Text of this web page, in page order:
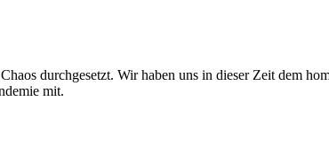
durchgesetzt. Wir haben uns in dieser Zeit dem
mit.